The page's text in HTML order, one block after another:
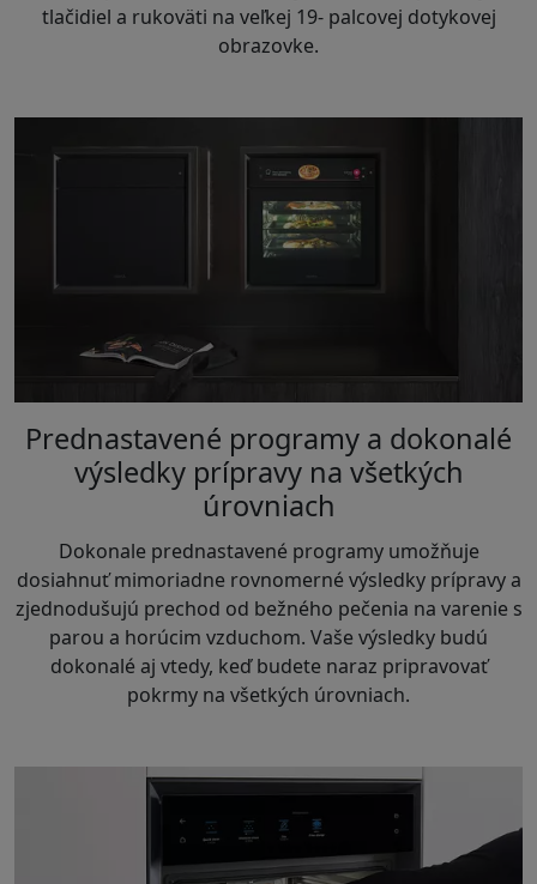
tlačidiel a rukoväti na veľkej 19- palcovej dotykovej
obrazovke.
Prednastavené programy a dokonalé
výsledky prípravy na všetkých
úrovniach
Dokonale prednastavené programy umožňuje
dosiahnuť mimoriadne rovnomerné výsledky prípravy a
zjednodušujú prechod od bežného pečenia na varenie s
parou a horúcim vzduchom. Vaše výsledky budú
dokonalé aj vtedy, keď budete naraz pripravovať
pokrmy na všetkých úrovniach.